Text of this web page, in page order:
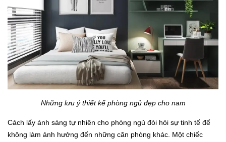
Những lưu ý thiết kế phòng ngủ đẹp cho nam
Cách lấy ánh sáng tự nhiên cho phòng ngủ đòi hỏi sự tinh tế để
không làm ảnh hưởng đến những căn phòng khác. Một chiếc